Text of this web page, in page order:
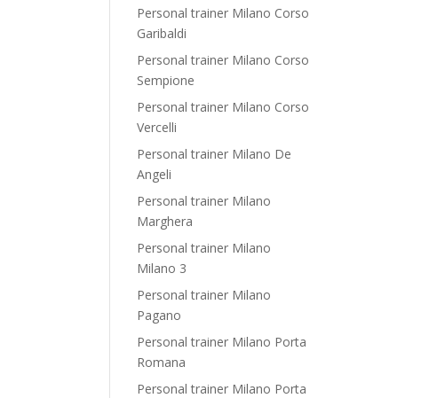
Personal trainer Milano Corso
Garibaldi
Personal trainer Milano Corso
Sempione
Personal trainer Milano Corso
Vercelli
Personal trainer Milano De
Angeli
Personal trainer Milano
Marghera
Personal trainer Milano
Milano 3
Personal trainer Milano
Pagano
Personal trainer Milano Porta
Romana
Personal trainer Milano Porta